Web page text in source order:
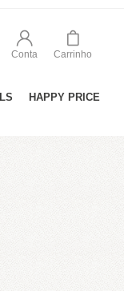
Conta Carrinho
HAPPY PRICE